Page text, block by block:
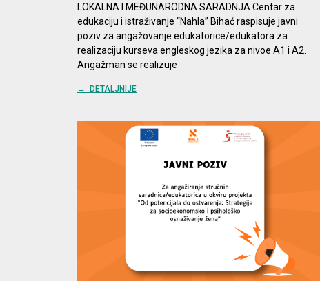
LOKALNA I MEĐUNARODNA SARADNJA Centar za
edukaciju i istraživanje “Nahla” Bihać raspisuje javni
poziv za angažovanje edukatorice/edukatora za
realizaciju kurseva engleskog jezika za nivoe A1 i A2.
Angažman se realizuje
→ DETALJNIJE